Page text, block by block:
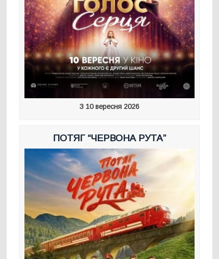
З 10 вересня 2026
ПОТЯГ “ЧЕРВОНА РУТА”